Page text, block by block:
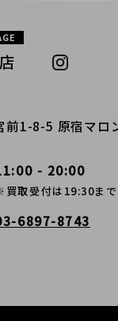
前1-8-5 原宿マロ
- 20:00
買取受付は19:30まで
6897-8743